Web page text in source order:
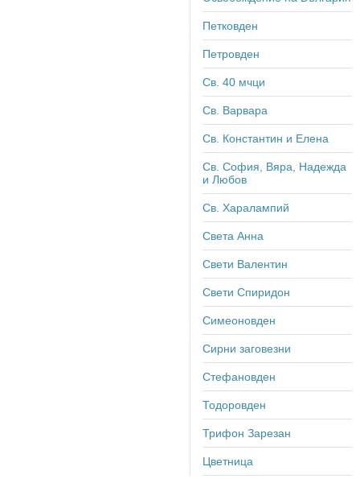
Петковден
Петровден
Св. 40 мчци
Св. Варвара
Св. Константин и Елена
Св. София, Вяра, Надежда
и Любов
Св. Харалампий
Света Анна
Свети Валентин
Свети Спиридон
Симеоновден
Сирни заговезни
Стефановден
Тодоровден
Трифон Зарезан
Цветница